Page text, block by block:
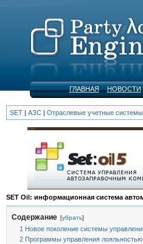
ГЛАВНАЯ НОВОСТИ
SET| АЗС| Отраслевые учетные системы
SET Oil: информационная система
Содержание [убрать]
1
Новое поколение системы
2 Программы управления